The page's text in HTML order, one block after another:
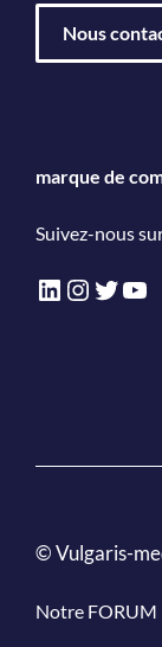
Nous
marque de
Suivez-nous
LinkedIn
© Vulgaris-
Notre FORUM